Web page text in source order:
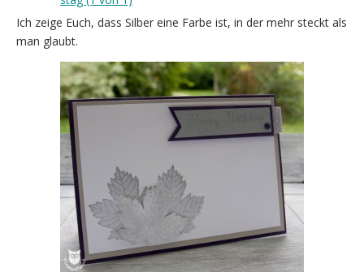
Ich zeige Euch, dass Silber eine Farbe ist, in der mehr steckt als
man glaubt.